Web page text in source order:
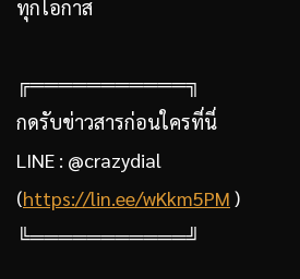
ทุกโอกาส
╔═══════════╗
กดรับข่าวสารก่อนใครที่นี่
LINE : @crazydial
(https://lin.ee/wKkm5PM )
╚═══════════╝